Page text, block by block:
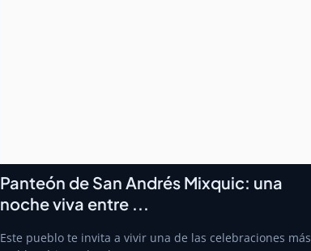
Panteón de San Andrés Mixquic: una
noche viva entre ...
Este pueblo te invita a vivir una de las celebraciones más